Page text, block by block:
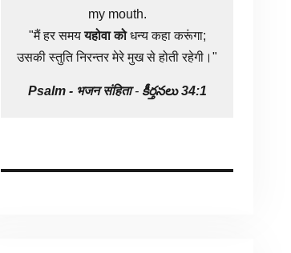
my mouth.
"मैं हर समययहोवा कोधन्य कहा करूंगा;
उसकी स्तुति निरन्तर मेरे मुख से होती रहेगी।"
Psalm - भजन संहिता- కీర్తనలు 34:1